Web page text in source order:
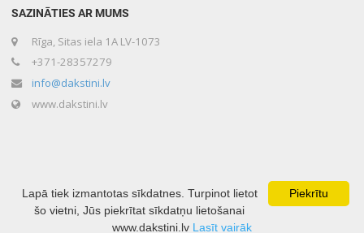
SAZINĀTIES AR MUMS
Rīga, Sitas iela 1A LV-1073
+371-28357279
info@dakstini.lv
www.dakstini.lv
Copyright © 2020 Lone Baltika Developed byMājas lapu izveide
Piekrītu
Lapā tiek izmantotas sīkdatnes. Turpinot lietot
šo vietni, Jūs piekrītat sīkdatņu lietošanai
www.dakstini.lv Lasīt vairāk